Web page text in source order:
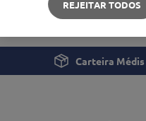
4º cerave
Protetor Solar Labial
Carteira Médis
REJEITAR TODOS